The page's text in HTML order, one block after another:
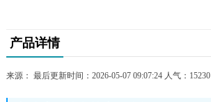
产品详情
来源： 最后更新时间：2026-05-07 09:07:24 人气： 15230